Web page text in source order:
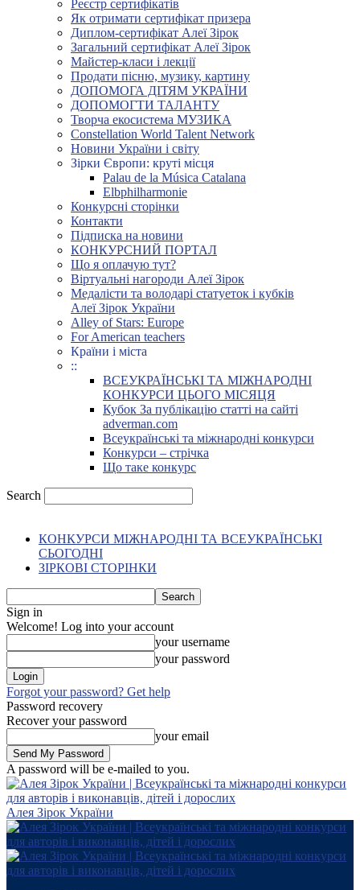
Реєстр сертифікатів
Як отримати сертифікат призера
Диплом-сертифікат Алеї Зірок
Загальний сертифікат Алеї Зірок
Майстер-класи і лекції
Продати пісню, музику, картину
ДОПОМОГА ДІТЯМ УКРАЇНИ
ДОПОМОГТИ ТАЛАНТУ
Творча екосистема МУЗИКА
Constellation World Talent Network
Новини України і світу
Зірки Європи: круті місця
Palau de la Música Catalana
Elbphilharmonie
Конкурсні сторінки
Контакти
Підписка на новини
КОНКУРСНИЙ ПОРТАЛ
Що я оплачую тут?
Віртуальні нагороди Алеї Зірок
Медалісти та володарі статуеток і кубків
Алеї Зірок України
Alley of Stars: Europe
For American teachers
Країни і міста
::
ВСЕУКРАЇНСЬКІ ТА МІЖНАРОДНІ
КОНКУРСИ ЦЬОГО МІСЯЦЯ
Кубок За публікацію статті на сайті
adverman.com
Всеукраїнські та міжнародні конкурси
Конкурси – стрічка
Що таке конкурс
Search
КОНКУРСИ МІЖНАРОДНІ ТА ВСЕУКРАЇНСЬКІ
СЬОГОДНІ
ЗІРКОВІ СТОРІНКИ
Sign in
Welcome! Log into your account
your username
your password
Forgot your password? Get help
Password recovery
Recover your password
your email
A password will be e-mailed to you.
Алея Зірок України